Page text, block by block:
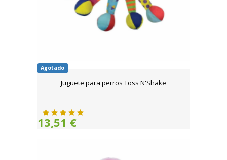
Agotado
Juguete para perros Toss N'Shake
13,51 €